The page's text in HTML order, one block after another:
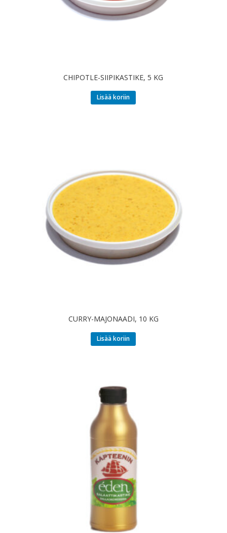
CHIPOTLE-SIIPIKASTIKE, 5 KG
Lisää koriin
CURRY-MAJONAADI, 10 KG
Lisää koriin